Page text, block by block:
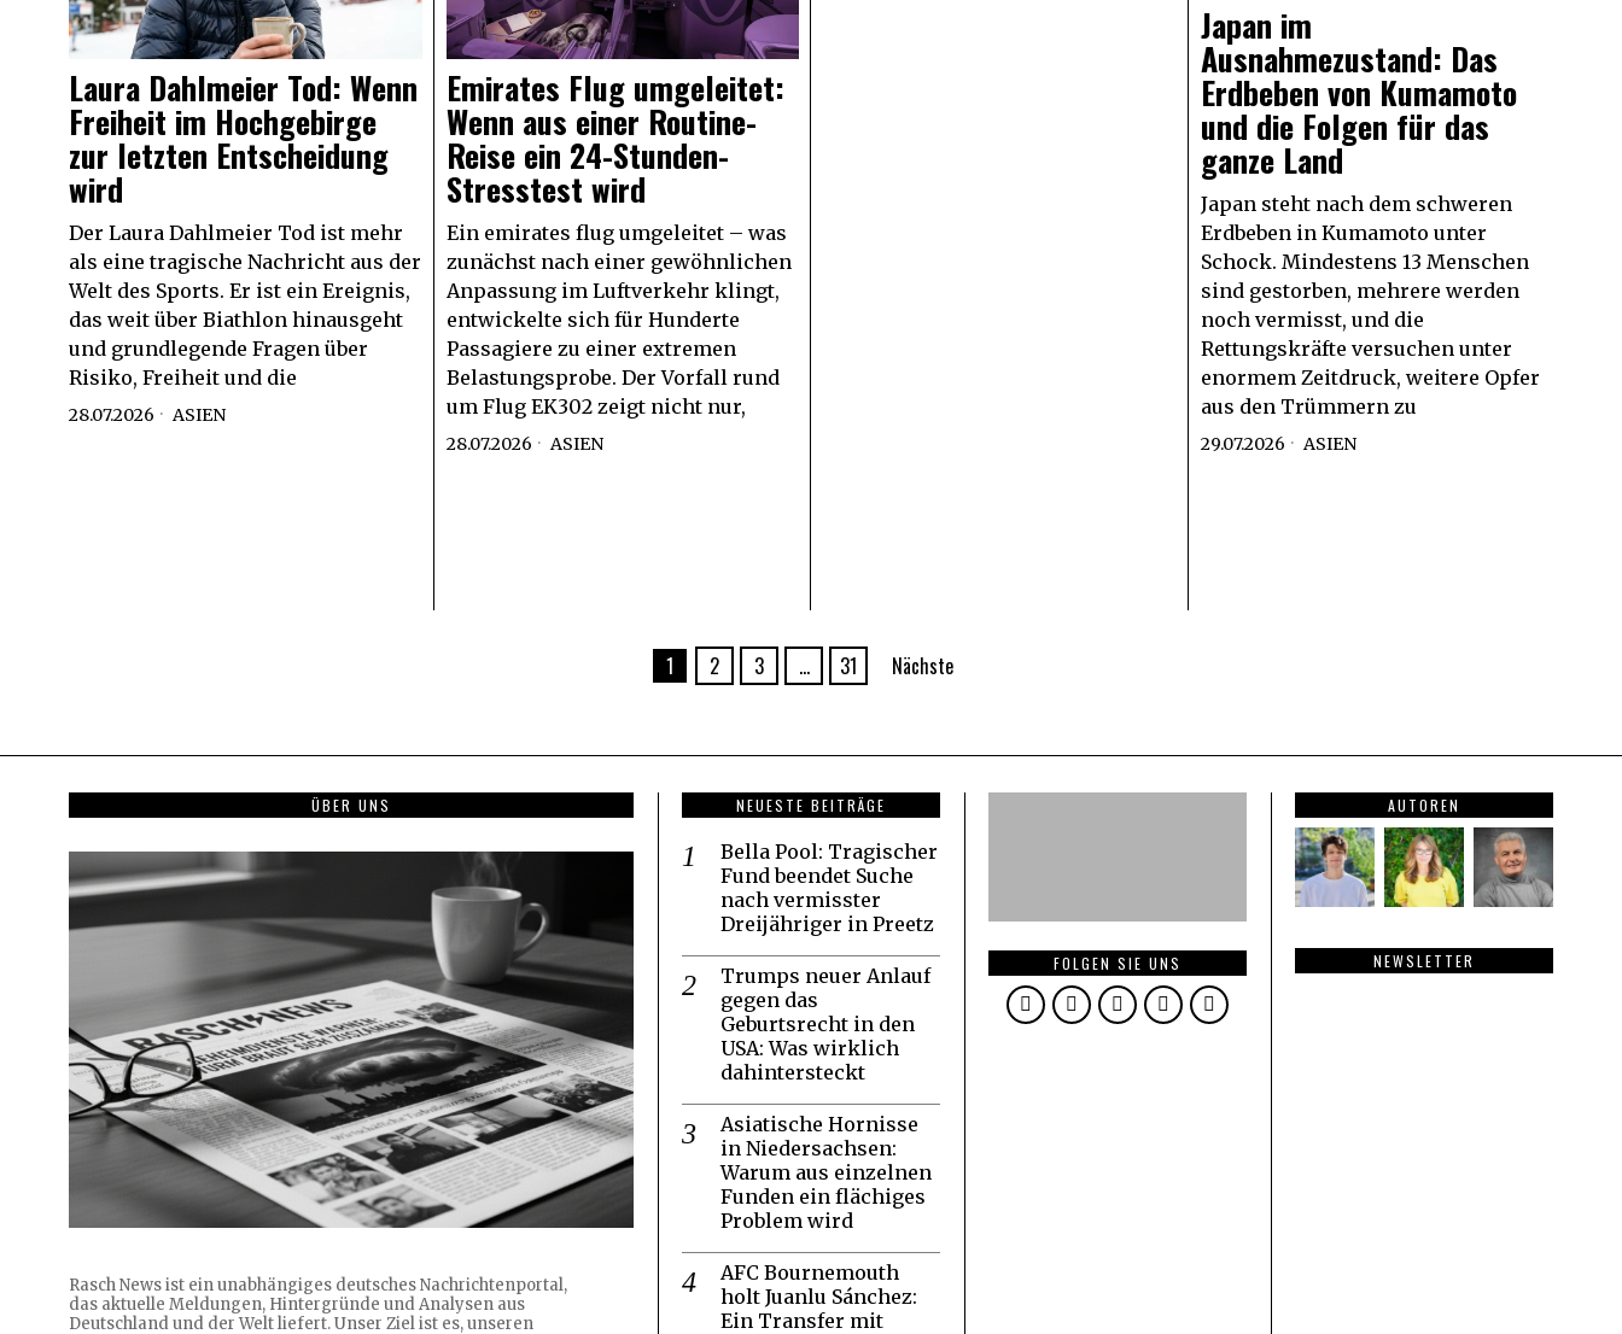
Japan im
Ausnahmezustand: Das
Erdbeben von Kumamoto
und die Folgen für das
ganze Land
Japan steht nach dem schweren
Erdbeben in Kumamoto unter
Schock. Mindestens 13 Menschen
sind gestorben, mehrere werden
noch vermisst, und die
Rettungskräfte versuchen unter
enormem Zeitdruck, weitere Opfer
aus den Trümmern zu
29.07.2026 ASIEN
Laura Dahlmeier Tod: Wenn
Freiheit im Hochgebirge
zur letzten Entscheidung
wird
Der Laura Dahlmeier Tod ist mehr
als eine tragische Nachricht aus der
Welt des Sports. Er ist ein Ereignis,
das weit über Biathlon hinausgeht
und grundlegende Fragen über
Risiko, Freiheit und die
28.07.2026 ASIEN
Emirates Flug umgeleitet:
Wenn aus einer Routine-
Reise ein 24-Stunden-
Stresstest wird
Ein emirates flug umgeleitet – was
zunächst nach einer gewöhnlichen
Anpassung im Luftverkehr klingt,
entwickelte sich für Hunderte
Passagiere zu einer extremen
Belastungsprobe. Der Vorfall rund
um Flug EK302 zeigt nicht nur,
28.07.2026 ASIEN
1 2 3 … 31 Nächste
ÜBER UNS
Rasch News ist ein unabhängiges deutsches Nachrichtenportal,
das aktuelle Meldungen, Hintergründe und Analysen aus
Deutschland und der Welt liefert. Unser Ziel ist es, unseren
NEUESTE BEITRÄGE
Bella Pool: Tragischer
Fund beendet Suche
nach vermisster
Dreijähriger in Preetz
Trumps neuer Anlauf
gegen das
Geburtsrecht in den
USA: Was wirklich
dahintersteckt
Asiatische Hornisse
in Niedersachsen:
Warum aus einzelnen
Funden ein flächiges
Problem wird
AFC Bournemouth
holt Juanlu Sánchez:
Ein Transfer mit
FOLGEN SIE UNS
AUTOREN
NEWSLETTER